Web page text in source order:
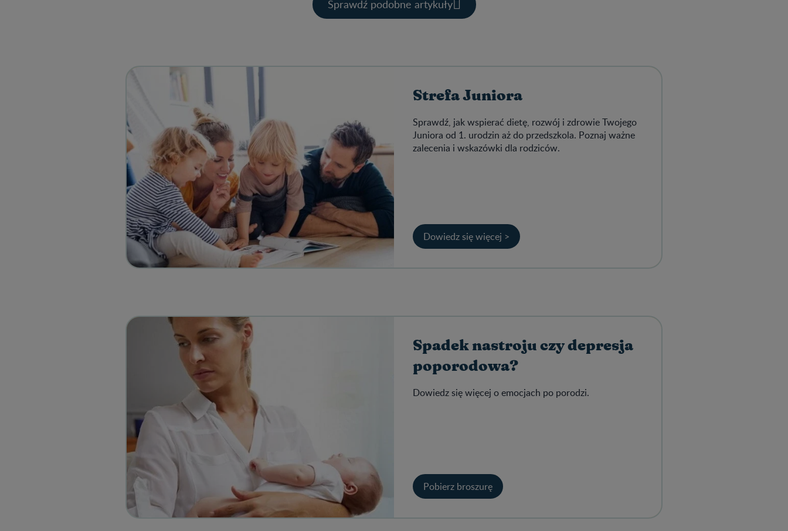
Sprawdź podobne artykuły
Strefa Juniora
Sprawdź, jak wspierać dietę, rozwój i zdrowie Twojego
Juniora od 1. urodzin aż do przedszkola. Poznaj ważne
zalecenia i wskazówki dla rodziców.
Dowiedz się więcej >
Spadek nastroju czy depresja
poporodowa?
Dowiedz się więcej o emocjach po porodzi.
Pobierz broszurę